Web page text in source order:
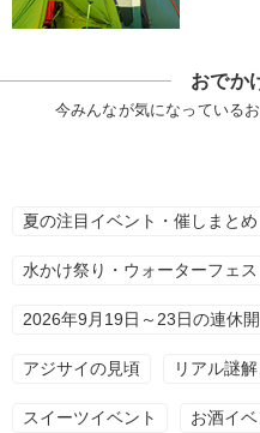
おでか
今みんなが気になっている
夏の注目イベント・催しまとめ
水かけ祭り・ウォーターフェス
2026年9月19日～23日の連休
アジサイの見頃 リアル謎
スイーツイベント お酒イベ